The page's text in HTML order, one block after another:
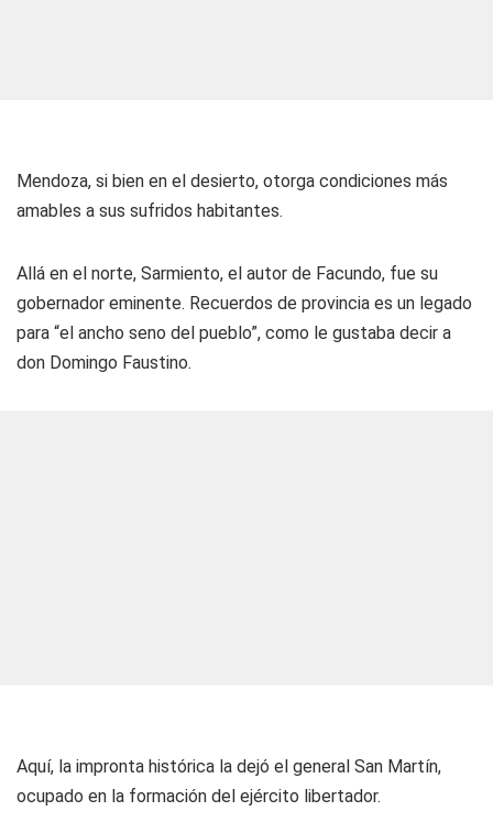
Mendoza, si bien en el desierto, otorga condiciones más
amables a sus sufridos habitantes.
Allá en el norte, Sarmiento, el autor de Facundo, fue su
gobernador eminente. Recuerdos de provincia es un legado
para “el ancho seno del pueblo”, como le gustaba decir a
don Domingo Faustino.
Aquí, la impronta histórica la dejó el general San Martín,
ocupado en la formación del ejército libertador.